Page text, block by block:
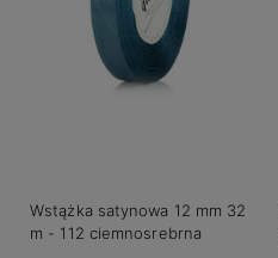
Wstążka satynowa 12 mm 32
m - 112 ciemnosrebrna